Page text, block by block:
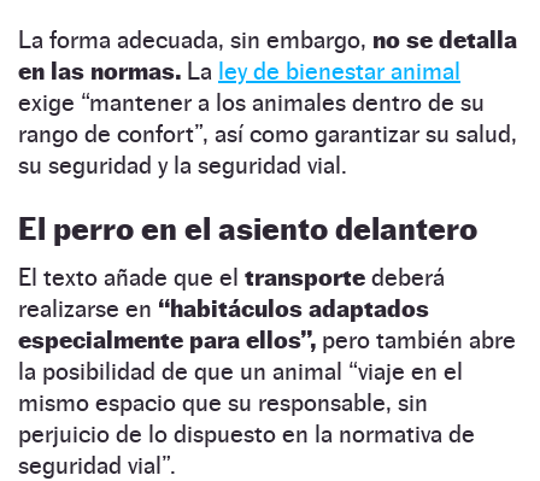
La forma adecuada, sin embargo, no se detalla
en las normas. La ley de bienestar animal
exige “mantener a los animales dentro de su
rango de confort”, así como garantizar su salud,
su seguridad y la seguridad vial.
El perro en el asiento delantero
El texto añade que el transporte deberá
realizarse en “habitáculos adaptados
especialmente para ellos”, pero también abre
la posibilidad de que un animal “viaje en el
mismo espacio que su responsable, sin
perjuicio de lo dispuesto en la normativa de
seguridad vial”.